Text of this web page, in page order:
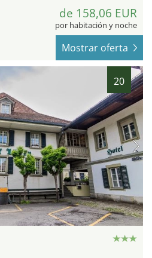
de 158,06 EUR
por habitación y noche
Mostrar oferta
20